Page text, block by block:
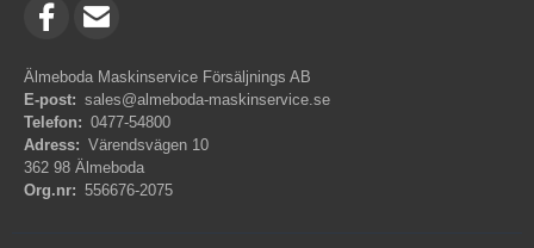
Älmeboda Maskinservice Försäljnings AB
E-post: sales@almeboda-maskinservice.se
Telefon: 0477-54800
Adress: Värendsvägen 10
362 98 Älmeboda
Org.nr: 556676-2075